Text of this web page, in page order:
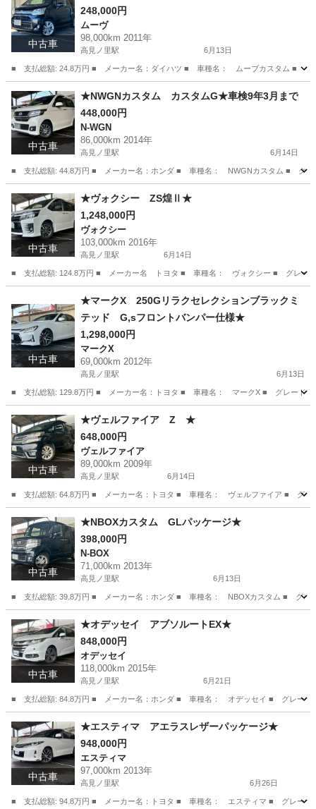
中古車
248,000円
ムーヴ
98,000km 2011年
高見ノ里駅 6月13日
■ 支払総額: 24.8万円 ■ メーカー名：ダイハツ ■ 車種名： ムーブカスタム ■ グ
大阪 松原市 高見ノ里駅 ムーヴ 預かり金
中古車
★NWGNカスタム カスタムG★車検9年3月まで
448,000円
N-WGN
86,000km 2014年
高見ノ里駅 6月14日
■ 支払総額: 44.8万円 ■ メーカー名：ホンダ ■ 車種名： NWGNカスタム ■ グ
大阪 松原市 高見ノ里駅 N-WGN
中古車
★ヴォクシー ZS煌Ⅱ★
1,248,000円
ヴォクシー
103,000km 2016年
高見ノ里駅 6月14日
■ 支払総額: 124.8万円 ■ メーカー名 トヨタ ■ 車種名： ヴォクシー ■ グレー
高見ノ里駅 ヴォクシー 預かり金
中古車
★マークX 250Gリラクセレクションブラックミ
テッド G,sフロントバンパー仕様★
1,298,000円
マークX
69,000km 2012年
高見ノ里駅 6月13日
■ 支払総額: 129.8万円 ■ メーカー名：トヨタ ■ 車種名： マークX ■ グレード名
大阪 松原市 高見ノ里駅 マークX バンパー
中古車
★ヴェルファイア Z ★
648,000円
ヴェルファイア
89,000km 2009年
高見ノ里駅 6月14日
■ 支払総額: 64.8万円 ■ メーカー名：トヨタ ■ 車種名： ヴェルファイア ■ グ
大阪 松原市 高見ノ里駅 ヴェルファイア 預かり金
中古車
★NBOXカスタム GLパッケージ★
398,000円
N-BOX
71,000km 2013年
高見ノ里駅 6月13日
■ 支払総額: 39.8万円 ■ メーカー名：ホンダ ■ 車種名： NBOXカスタム ■ グレ
大阪 松原市 高見ノ里駅 N-BOX
中古車
★オデッセイ アブソルートEX★
848,000円
オデッセイ
118,000km 2015年
高見ノ里駅 6月21日
■ 支払総額: 84.8万円 ■ メーカー名：ホンダ ■ 車種名： オデッセイ ■ グレー
大阪 松原市 オデッセイ アブソルート
中古車
★エスティマ アエラスレザーパッケージ★
948,000円
エスティマ
97,000km 2013年
高見ノ里駅 6月26日
■ 支払総額: 94.8万円 ■ メーカー名：トヨタ ■ 車種名： エスティマ ■ グレード